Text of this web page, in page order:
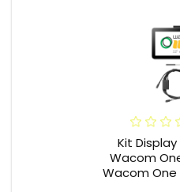
Kit
Wacom
Wacom One